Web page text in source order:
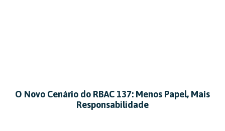
O Novo Cenário do RBAC 137: Menos Papel, Mais
Responsabilidade